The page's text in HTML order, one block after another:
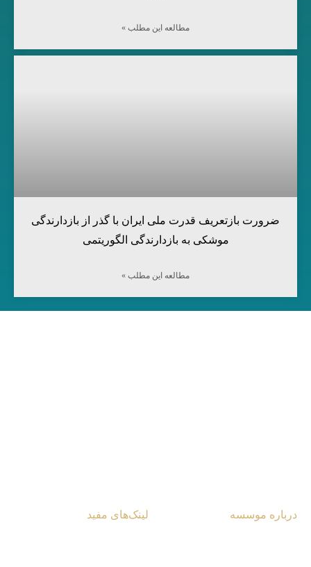
مطالعه این مطلب »
ضرورت بازتعریف قدرت ملی ایران با گذر از بازدارندگی
موشکی به بازدارندگی الگوریتمی
مطالعه این مطلب »
درباره موسسه لینک‌های مفید